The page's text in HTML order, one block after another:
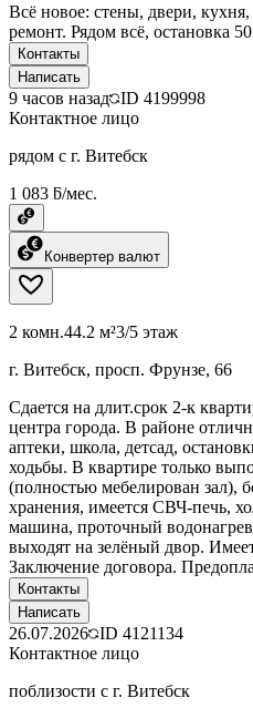
Всё новое: стены, двери,
ремонт. Рядом всё, остановка
Контакты
Написать
9 часов назад ID 4199998
Контактное лицо
рядом с г. Витебск
1 083 ƃ/мес.
Конвертер валют
2 комн.44.2 м²3/5 этаж
г. Витебск, просп. Фрунзе, 66
Сдается на длит.срок 2-к
центра города. В районе
аптеки, школа, детсад,
ходьбы. В квартире только
(полностью мебелирован зал),
хранения, имеется СВЧ-печь,
машина, проточный
выходят на зелёный двор.
Заключение договора.
Контакты
Написать
26.07.2026 ID 4121134
Контактное лицо
поблизости с г. Витебск